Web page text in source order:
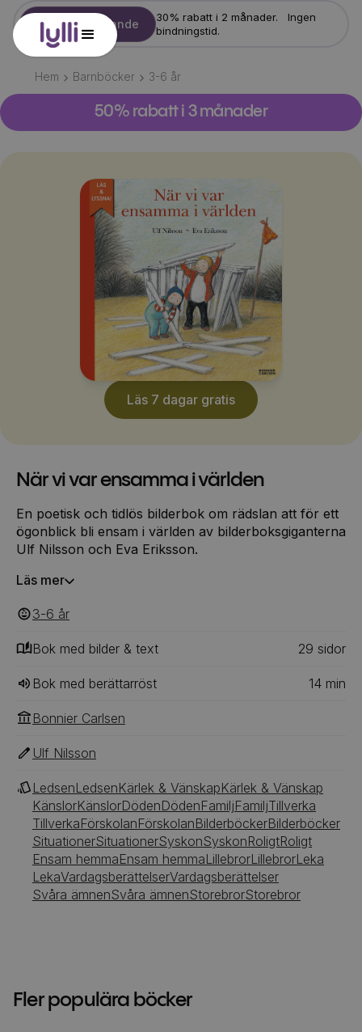
Starta erbjudande
30% rabatt i 2 månader. Ingen
bindningstid.
Hem Barnböcker 3-6 år
50% rabatt i 3 månader
Läs 7 dagar gratis
När vi var ensamma i världen
En poetisk och tidlös bilderbok om rädslan att för ett
ögonblick bli ensam i världen av bilderboksgiganterna
Ulf Nilsson och Eva Eriksson.
Läs mer
3-6 ‎‎ år
Bok med bilder & text 29 ‎‎ sidor
Bok med berättarröst 14 min
Bonnier Carlsen
Ulf Nilsson
LedsenLedsenKärlek & VänskapKärlek & Vänskap
KänslorKänslorDödenDödenFamiljFamiljTillverka
TillverkaFörskolanFörskolanBilderböckerBilderböcker
SituationerSituationerSyskonSyskonRoligtRoligt
Ensam hemmaEnsam hemmaLillebrorLillebrorLeka
LekaVardagsberättelserVardagsberättelser
Svåra ämnenSvåra ämnenStorebrorStorebror
Fler populära böcker